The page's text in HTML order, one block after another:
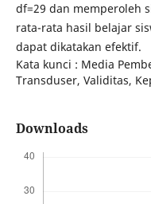
df=29 dan memperoleh
rata-rata hasil belajar
dapat dikatakan efektif.
Kata kunci : Media
Transduser, Validitas,
Downloads